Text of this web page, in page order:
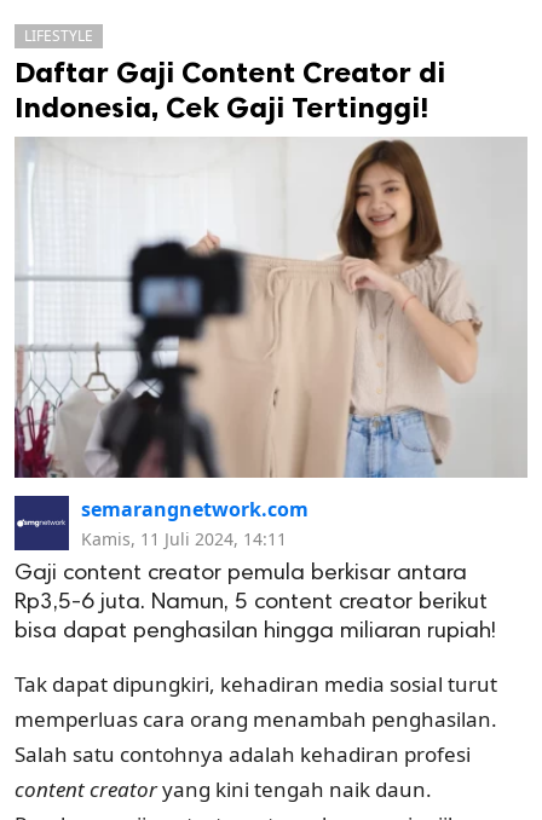
LIFESTYLE
Daftar Gaji Content Creator di
Indonesia, Cek Gaji Tertinggi!
semarangnetwork.com
Kamis, 11 Juli 2024, 14:11
Gaji content creator pemula berkisar antara
Rp3,5-6 juta. Namun, 5 content creator berikut
bisa dapat penghasilan hingga miliaran rupiah!
Tak dapat dipungkiri, kehadiran media sosial turut
memperluas cara orang menambah penghasilan.
Salah satu contohnya adalah kehadiran profesi
content creatoryang kini tengah naik daun.